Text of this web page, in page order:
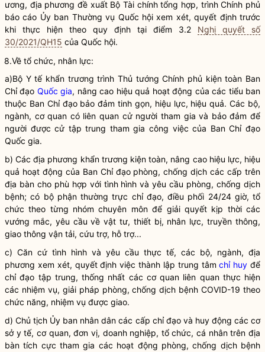
ương, địa phương đề xuất Bộ Tài chính tổng hợp, trình Chính phủ
báo cáo Ủy ban Thường vụ Quốc hộixem xét, quyết định trước
khi thực hiện theo quy định tại điểm 3.2 Nghị quyết số
30/2021/QH15 của Quốc hội.
8.Về tổ chức, nhân lực:
a)Bộ Y tế khẩn trương trình Thủ tướng Chính phủ kiện toàn Ban
Chỉ đạo Quốc gia, nâng cao hiệu quả hoạt động của các tiểu ban
thuộc Ban Chỉ đạobảo đảm tinh gọn, hiệu lực, hiệu quả. Các bộ,
ngành, cơ quan có liên quan cử người tham gia và bảo đảm để
người được cử tập trung tham gia công việc của BanChỉ đạo
Quốc gia.
b) Các địa phương khẩn trương kiện toàn, nâng cao hiệu lực, hiệu
quả hoạt động của Ban Chỉ đạophòng, chống dịch các cấp trên
địa bàncho phù hợp với tình hình và yêu cầu phòng, chống dịch
bệnh; có bộ phận thường trực chỉ đạo, điều phối 24/24 giờ, tổ
chức theo từng nhóm chuyên môn để giải quyết kịp thời các
vướng mắc, yêu cầu về vật tư, thiết bị, nhân lực, truyền thông,
giao thông vận tải, cứu trợ, hỗ trợ...
c) Căn cứ tình hình và yêu cầu thực tế, các bộ, ngành, địa
phương xem xét, quyết định việc thành lập trung tâmchỉ huy để
chỉ đạo tập trung, thống nhất các cơ quan liên quan thực hiện
các nhiệm vụ, giải pháp phòng, chống dịch bệnh COVID-19 theo
chức năng, nhiệm vụ được giao.
d) Chủ tịch Ủy ban nhân dân các cấp chỉ đạovà huy động các cơ
sở y tế, cơ quan, đơn vị, doanh nghiệp, tổ chức, cá nhân trên địa
bàn tích cực tham gia các hoạt động phòng, chống dịch bệnh